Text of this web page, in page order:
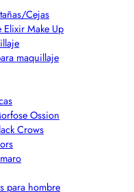
Cejas
Elixir Make Up
maquillaje
Ossion
Crows
para hombre